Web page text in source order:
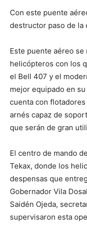
Con este puente
destructor paso de la
Este puente aéreo
helicópteros con los
el Bell 407 y el
mejor equipado en
cuenta con
arnés capaz de
que serán de gran
El centro de mando
Tekax, donde los
despensas que
Gobernador Vila
Saidén Ojeda,
supervisaron esta